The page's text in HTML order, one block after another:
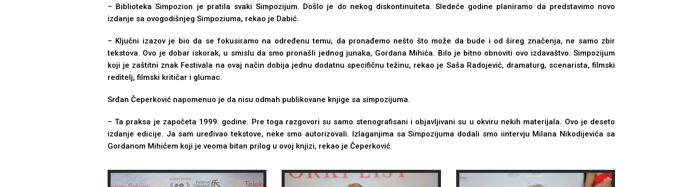
– Biblioteka Simpozion je pratila svaki Simpozijum. Došlo je do nekog diskontinuiteta. Sledeće godine planiramo da predstavimo novo
izdanje sa ovogodišnjeg Simpoziuma, rekao je Dabić.
– Klјučni izazov je bio da se fokusiramo na određenu temu, da pronađemo nešto što može da bude i od šireg značenja, ne samo zbir
tekstova. Ovo je dobar iskorak, u smislu da smo pronašli jednog junaka, Gordana Mihića. Bilo je bitno obnoviti ovo izdavaštvo. Simpozijum
koji je zaštitni znak Festivala na ovaj način dobija jednu dodatnu specifičnu težinu, rekao je Saša Radojević, dramaturg, scenarista, filmski
reditelј, filmski kritičar i glumac.
Srđan Čeperković napomenuo je da nisu odmah publikovane knjige sa simpozijuma.
– Ta praksa je započeta 1999. godine. Pre toga razgovori su samo stenografisani i objavlјivani su u okviru nekih materijala. Ovo je deseto
izdanje edicije. Ja sam uređivao tekstove, neke smo autorizovali. Izlaganjima sa Simpozijuma dodali smo iintervju Milana Nikodijevića sa
Gordanom Mihićem koji je veoma bitan prilog u ovoj knjizi, rekao je Čeperković.